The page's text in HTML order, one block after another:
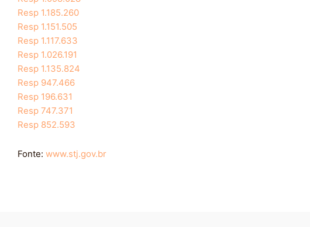
Resp 1.185.260
Resp 1.151.505
Resp 1.117.633
Resp 1.026.191
Resp 1.135.824
Resp 947.466
Resp 196.631
Resp 747.371
Resp 852.593
Fonte: www.stj.gov.br